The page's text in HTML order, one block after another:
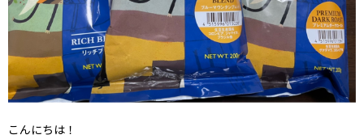
こんにちは！